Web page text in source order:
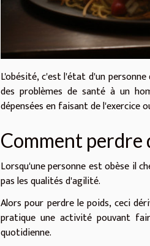
L'obésité, c'est l'état d'un
des problèmes de santé à un
dépensées en faisant de l'exercice
Comment perdre
Lorsqu'une personne est obèse il
pas les qualités d'agilité.
Alors pour perdre le poids, ceci
pratique une activité pouvant
quotidienne.